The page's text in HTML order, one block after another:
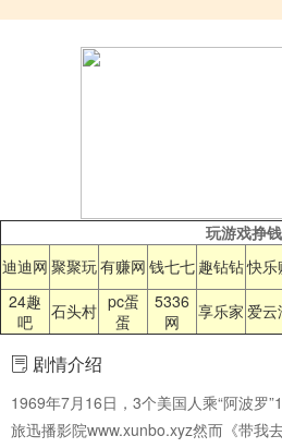
玩游戏挣钱
迪迪网 聚聚玩有赚网 钱七七 趣钻钻快乐
24趣
吧
石头村 pc蛋
蛋
5336
网
享乐家 爱云
剧情介绍
1969年7月16日，3个美国人乘“阿波罗
旅迅播影院www.xunbo.xyz然而《带我